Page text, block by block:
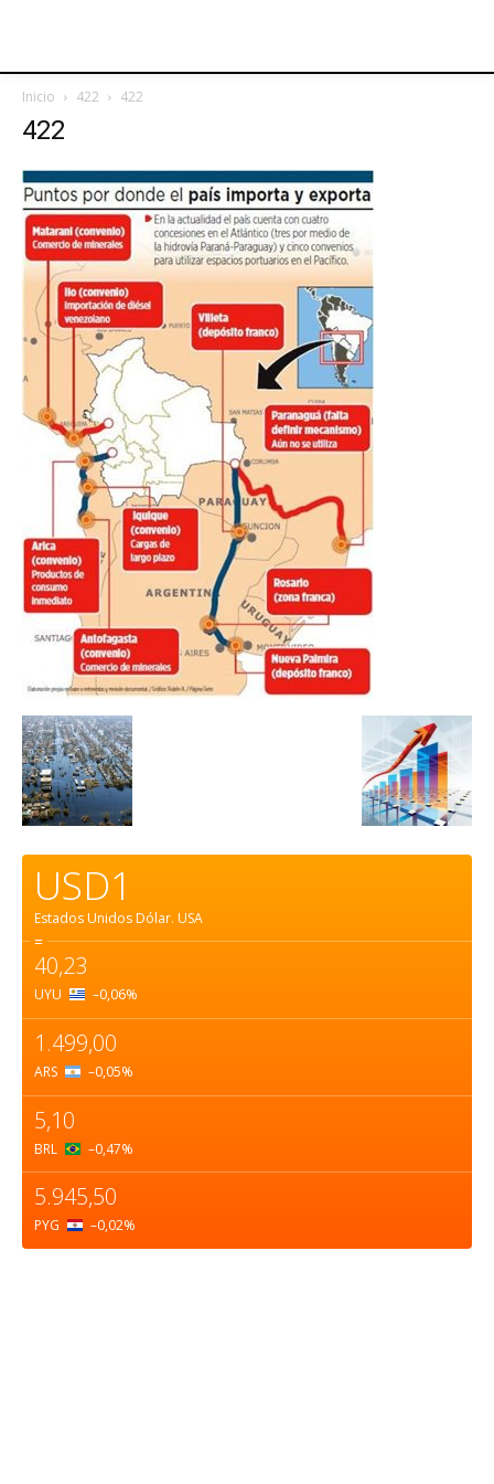
Inicio 422 422
422
USD1
Estados Unidos Dólar. USA
=
40,23
UYU –0,06%
1.499,00
ARS –0,05%
5,10
BRL –0,47%
5.945,50
PYG –0,02%